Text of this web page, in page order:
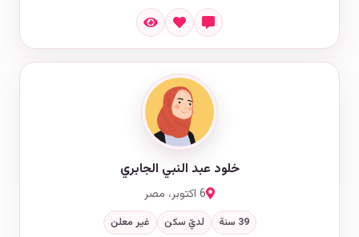
خلود عبد النبي الجابري
6 اكتوبر، مصر
39 سنة لديّ سكن غير معلن